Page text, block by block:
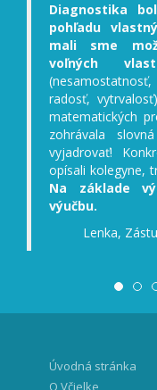
Diagnostika bola
pohľadu vlastných
mali sme možnosť
voľných
(nesamostatnosť,
radosť, vytrvalosť).
matematických
zohrávala slovná
vyjadrovať! Konkrétne
opísali kolegyne, triedne
Na základe
výučbu.
Lenka,
Úvodná stránka
O Včielke